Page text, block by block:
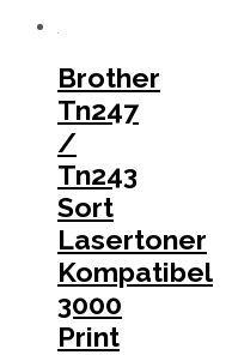
Brother
Tn247
/
Tn243
Sort
Lasertoner
Kompatibel
3000
Print